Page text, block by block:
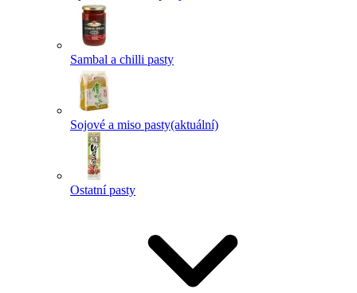
Sambal a chilli pasty
Sojové a miso pasty(aktuální)
Ostatní pasty